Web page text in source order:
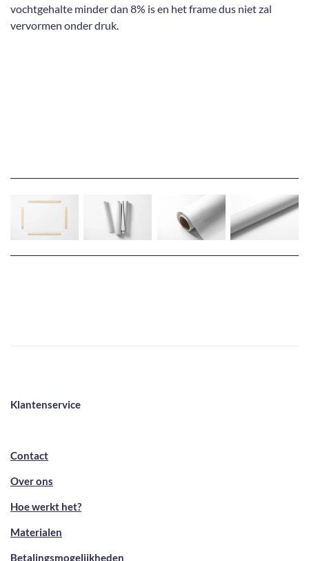
vochtgehalte minder dan 8% is en het frame dus niet zal
vervormen onder druk.
Klantenservice
Contact
Over ons
Hoe werkt het?
Materialen
Betalingsmogelijkheden